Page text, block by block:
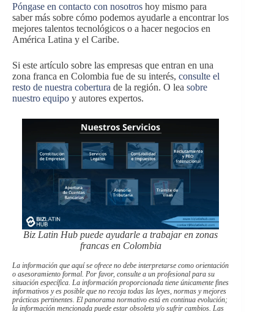
Póngase en contacto con nosotros hoy mismo para
saber más sobre cómo podemos ayudarle a encontrar los
mejores talentos tecnológicos o a hacer negocios en
América Latina y el Caribe.
Si este artículo sobre las empresas que entran en una
zona franca en Colombia fue de su interés, consulte el
resto de nuestra cobertura de la región. O lea sobre
nuestro equipo y autores expertos.
Biz Latin Hub puede ayudarle a trabajar en zonas
francas en Colombia
La información que aquí se ofrece no debe interpretarse como orientación
o asesoramiento formal. Por favor, consulte a un profesional para su
situación específica. La información proporcionada tiene únicamente fines
informativos y es posible que no recoja todas las leyes, normas y mejores
prácticas pertinentes. El panorama normativo está en continua evolución;
la información mencionada puede estar obsoleta y/o sufrir cambios. Las